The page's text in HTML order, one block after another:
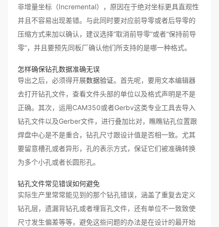
非增量坐标（Incremental），原因在于绝对坐标更具直观性
并且不容易出现差错。与此同时要对应前导零或者后导零的
压缩方式来加以确认，建议选择“取消前导零”或者“保持前导
零”，并且要预先同板厂确认他们所支持的是哪一种格式。
怎样确保钻孔数据准确无误
导出之后，必须得开展数据验证。首先呢，要用文本编辑器
去打开钻孔文件，查看文件头部的单位以及格式声明是不是
正确。其次，运用CAM350或者Gerbv这类专业工具去导入
钻孔文件以及Gerber文件，进行叠加比对，瞧瞧钻孔位置跟
焊盘中心是不是重合，钻孔尺寸跟设计值是否相一致。尤其
要留意槽孔或者异形，孔的表示方式，保证它们被准确转换
为多个小孔或者长圆形孔。
钻孔文件常见错误如何避免
实际生产里常常能见到的那个钻孔错误，涵盖了重复去定义
钻孔层，遗漏背钻孔或者埋盲孔文件，还有单位不一致致使
尺寸发生偏差等等，避免这些问题的办法是在设计的最开始